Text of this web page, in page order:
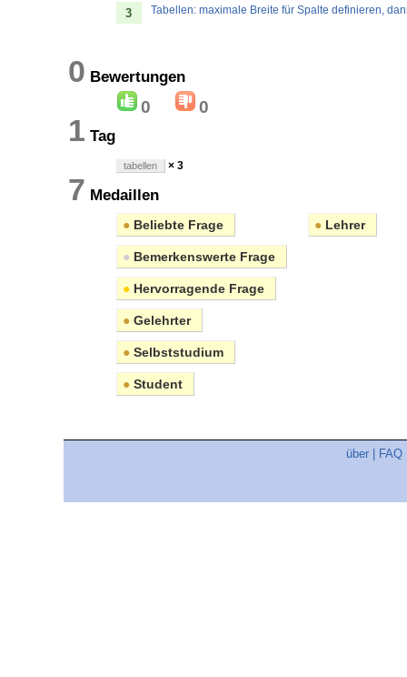
3 Tabellen: maximale Breite für Spalte definieren,
0 Bewertungen
0 0
1 Tag
tabellen × 3
7 Medaillen
● Beliebte Frage
● Bemerkenswerte Frage
● Hervorragende Frage
● Gelehrter
● Selbststudium
● Student
● Lehrer
über FAQ